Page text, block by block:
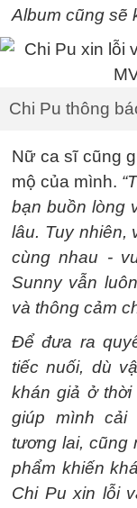
Album cũng sẽ
Chi Pu thông
Nữ ca sĩ cũng
mộ của mình.
bạn buồn lòng
lâu. Tuy nhiên,
cùng nhau -
Sunny vẫn
và thông cảm
Để đưa ra
tiếc nuối, dù
khán giả ở
giúp mình cải
tương lai, cũng
phẩm khiến
Chi Pu xin lỗi